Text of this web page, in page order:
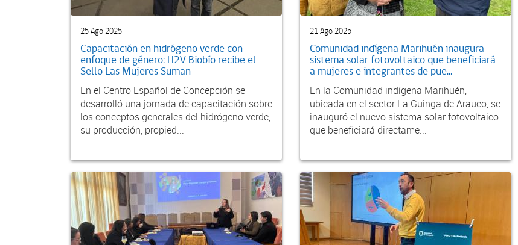
25 Ago 2025
Capacitación en hidrógeno verde con
enfoque de género: H2V Biobío recibe el
Sello Las Mujeres Suman
En el Centro Español de Concepción se
desarrolló una jornada de capacitación sobre
los conceptos generales del hidrógeno verde,
su producción, propied...
21 Ago 2025
Comunidad indígena Marihuén inaugura
sistema solar fotovoltaico que beneficiará
a mujeres e integrantes de pue...
En la Comunidad indígena Marihuén,
ubicada en el sector La Guinga de Arauco, se
inauguró el nuevo sistema solar fotovoltaico
que beneficiará directame...